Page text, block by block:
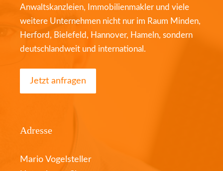
Anwaltskanzleien, Immobilienmakler und viele
weitere Unternehmen nicht nur im Raum Minden,
Herford, Bielefeld, Hannover, Hameln, sondern
deutschlandweit und international.
Jetzt anfragen
Adresse
Mario Vogelsteller